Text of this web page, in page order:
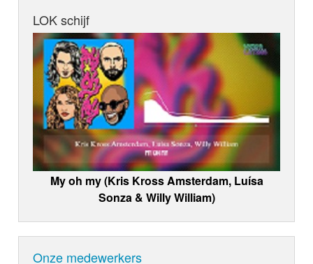
LOK schijf
My oh my (Kris Kross Amsterdam, Luísa
Sonza & Willy William)
Onze medewerkers